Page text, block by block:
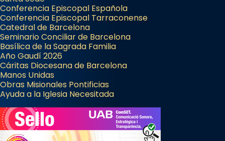
Conferencia Episcopal Española
Conferencia Episcopal Tarraconense
Catedral de Barcelona
Seminario Conciliar de Barcelona
Basílica de la Sagrada Familia
Año Gaudí 2026
Cáritas Diocesana de Barcelona
Manos Unidas
Obras Misionales Pontificias
Ayuda a la Iglesia Necesitada